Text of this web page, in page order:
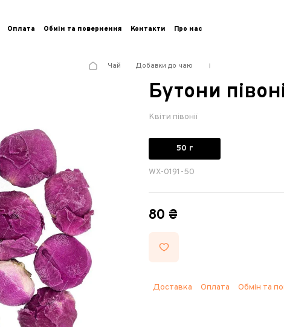
Оплата Обмін та повернення Контакти Про нас
Чай Добавки до чаю
Бутони
Квіти півонії
50 г
WX-0191-50
80 ₴
Доставка Оплата Обмін та